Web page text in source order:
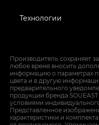
Технологии
Производитель сохраняет
любое время вносить
информацию о параметрах
цвета и в другую
предварительного
продукции бренда
условиями
Представленное
характеристики и